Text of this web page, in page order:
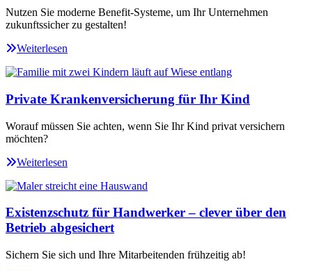
Nutzen Sie moderne Benefit-Systeme, um Ihr Unternehmen
zukunftssicher zu gestalten!
Weiterlesen
Private Krankenversicherung für Ihr Kind
Worauf müssen Sie achten, wenn Sie Ihr Kind privat versichern
möchten?
Weiterlesen
Existenzschutz für Handwerker – clever über den
Betrieb abgesichert
Sichern Sie sich und Ihre Mitarbeitenden frühzeitig ab!